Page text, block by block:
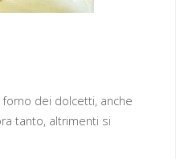
dei dolcetti, anche
tanto, altrimenti si